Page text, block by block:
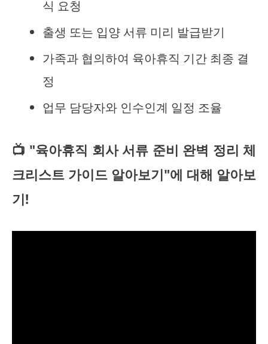
식 요청
출생 또는 입양 서류 미리 발급받기
가족과 협의하여 육아휴직 기간 최종 결
정
업무 담당자와 인수인계 일정 조율
📺 "육아휴직 회사 서류 준비 완벽 정리 체
크리스트 가이드 알아보기"에 대해 알아보
기!